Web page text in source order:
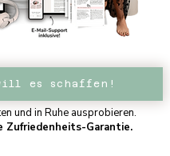
es schaffen!
und in Ruhe ausprobieren.
Zufriedenheits-Garantie.